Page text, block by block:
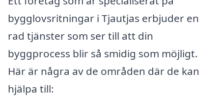
bygglovsritningar i Tjautjas erbjuder en
rad tjänster som ser till att din
byggprocess blir så smidig som möjligt.
Här är några av de områden där de kan
hjälpa till: